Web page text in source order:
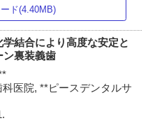
ド(4.40MB)
結合により高度な安定と
ン裏装義歯
医院, **ピースデンタルサ